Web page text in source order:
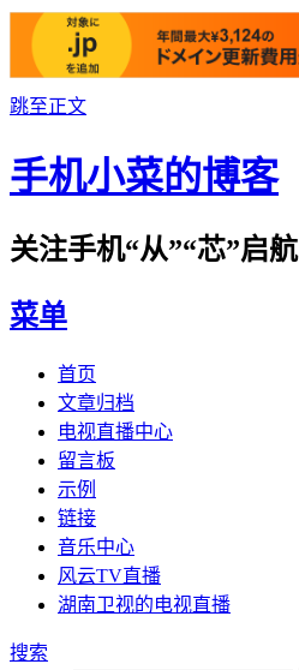
跳至正文
手机小菜的博客
关注手机“从”“芯”启航
菜单
首页
文章归档
电视直播中心
留言板
示例
链接
音乐中心
风云TV直播
湖南卫视的电视直播
搜索